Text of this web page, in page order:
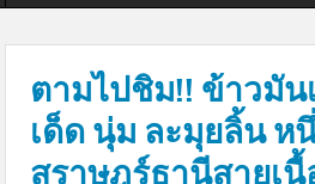
ตามไปชิม!! ข้าวมั
เด็ด นุ่ม ละมุยลิ้น ห
สุราษฎร์ธานีสายเ